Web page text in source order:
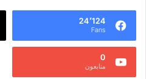
24٬124
Fans
0
متابعون